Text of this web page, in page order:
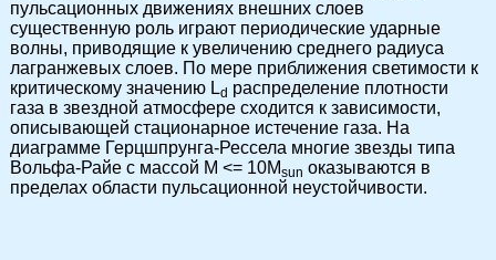
пульсационных движениях внешних слоев
существенную роль играют периодические ударные
волны, приводящие к увеличению среднего радиуса
лагранжевых слоев. По мере приближения светимости к
критическому значению Ld распределение плотности
газа в звездной атмосфере сходится к зависимости,
описывающей стационарное истечение газа. На
диаграмме Герцшпрунга-Рессела многие звезды типа
Вольфа-Райе с массой M <= 10Msun оказываются в
пределах области пульсационной неустойчивости.